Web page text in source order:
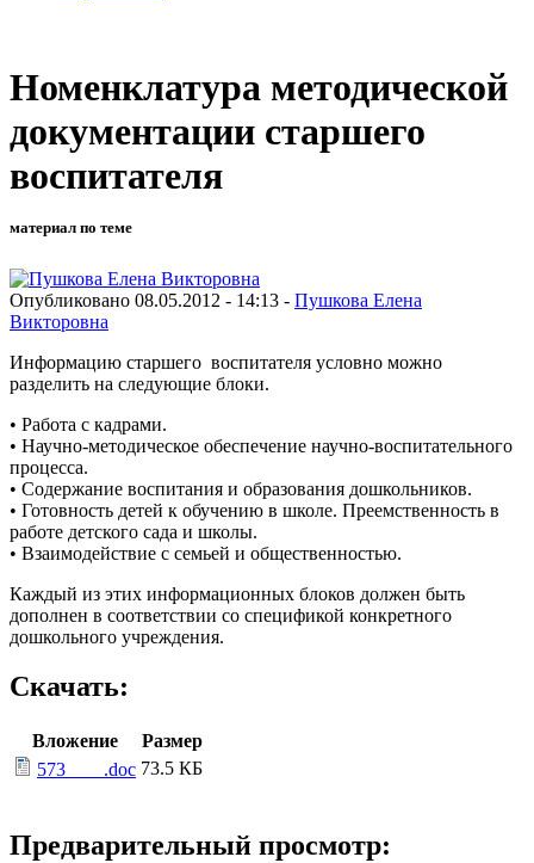
Номенклатура методической
документации старшего
воспитателя
материал по теме
Опубликовано 08.05.2012 - 14:13 - Пушкова Елена
Викторовна
Информацию старшего воспитателя условно можно
разделить на следующие блоки.
• Работа с кадрами.
• Научно-методическое обеспечение научно-воспитательного
процесса.
• Содержание воспитания и образования дошкольников.
• Готовность детей к обучению в школе. Преемственность в
работе детского сада и школы.
• Взаимодействие с семьей и общественностью.
Каждый из этих информационных блоков должен быть
дополнен в соответствии со спецификой конкретного
дошкольного учреждения.
Скачать:
Вложение
Размер
573____.doc 73.5 КБ
Предварительный просмотр: